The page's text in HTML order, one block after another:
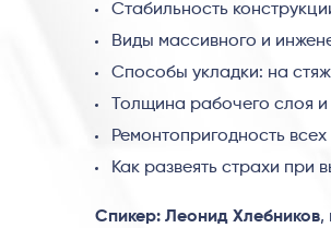
Стабильность
Виды массивного и
Способы укладки: на
Толщина рабочего слоя
Ремонтопригодность
Как развеять страхи при
Спикер: Леонид Хлебников,